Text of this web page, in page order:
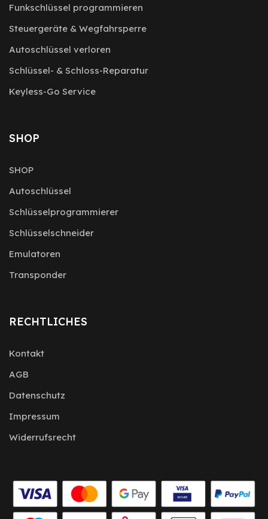
Funkschlüssel programmieren
Steuergeräte & Wegfahrsperre
Autoschlüssel verloren
Schlüssel- & Schloss-Reparatur
Keyless-Go Service
SHOP
SHOP
Autoschlüssel
Schlüsselprogrammierer
Schlüsselschneider
Emulatoren
Transponder
RECHTLICHES
Kontakt
AGB
Datenschutz
Impressum
Widerrufsrecht